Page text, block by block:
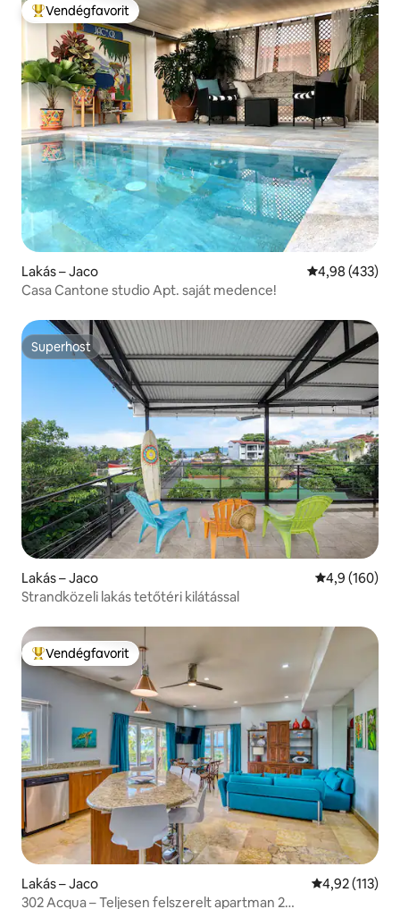
Kiemelt vendégfavorit
Vendégfavorit
Lakás – Jaco Átlagos
4,98 (433)
Casa Cantone studio Apt. saját medence!
Superhost
Superhost
Lakás – Jaco Átlagos
4,9 (160)
Strandközeli lakás tetőtéri kilátással
Kiemelt vendégfavorit
Vendégfavorit
Lakás – Jaco Átlagos
4,92 (113)
302 Acqua – Teljesen felszerelt apartman 2